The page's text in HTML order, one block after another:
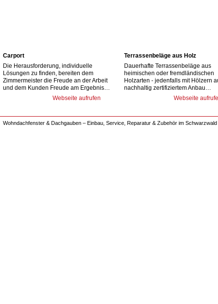
Carport
Die Herausforderung, individuelle
Lösungen zu finden, bereiten dem
Zimmermeister die Freude an der Arbeit
und dem Kunden Freude am Ergebnis…
Webseite aufrufen
Terrassenbeläge aus Holz
Dauerhafte Terrassenbeläge aus
heimischen oder fremdländischen
Holzarten - jedenfalls mit Hölzern
nachhaltig zertifiziertem Anbau…
Webseite
Wohndachfenster & Dachgauben – Einbau, Service, Reparatur & Zubehör im